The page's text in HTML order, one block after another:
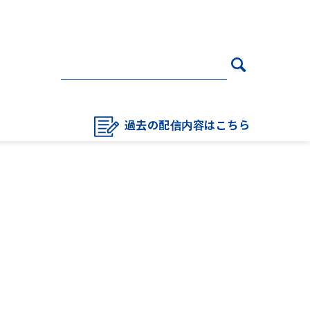
過去の配信内容はこちら